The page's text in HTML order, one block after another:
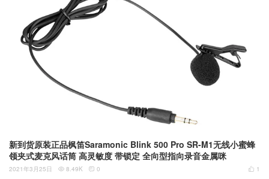
新到货原装正品枫笛Saramonic Blink 500 Pro SR-M1无线小蜜蜂
领夹式麦克风话筒 高灵敏度 带锁定 全向型指向录音金属咪
 1
2021年3月25日  8.49K  0